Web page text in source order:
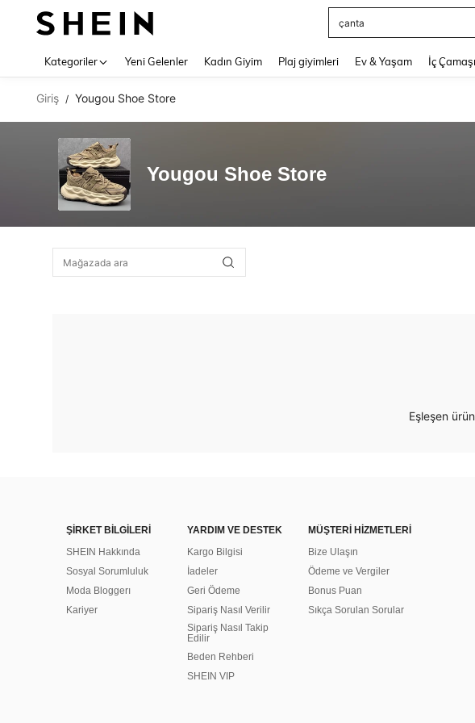
çanta
Kategoriler Yeni Gelenler Kadın Giyim Plaj giyimleri Ev & Yaşam İç
Giriş / Yougou Shoe Store
Yougou Shoe Store
Eşleşen
ŞİRKET BİLGİLERİ
SHEIN Hakkında
Sosyal Sorumluluk
Moda Bloggerı
Kariyer
YARDIM VE DESTEK
Kargo Bilgisi
İadeler
Geri Ödeme
Sipariş Nasıl Verilir
Sipariş Nasıl Takip
Edilir
Beden Rehberi
SHEIN VIP
MÜŞTERİ HİZMETLERİ
Bize Ulaşın
Ödeme ve Vergiler
Bonus Puan
Sıkça Sorulan Sorular